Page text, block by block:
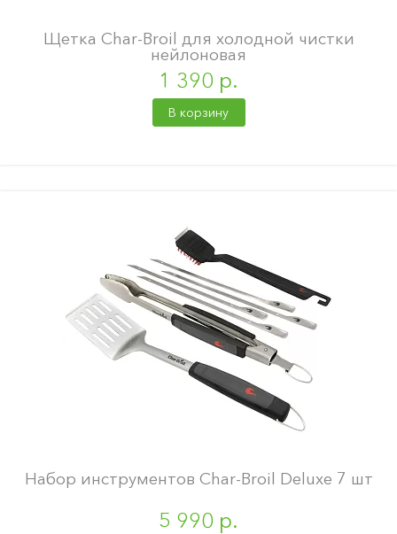
Щетка Char-Broil для холодной чистки
нейлоновая
1 390 р.
В корзину
Набор инструментов Char-Broil Deluxe 7 шт
5 990 р.